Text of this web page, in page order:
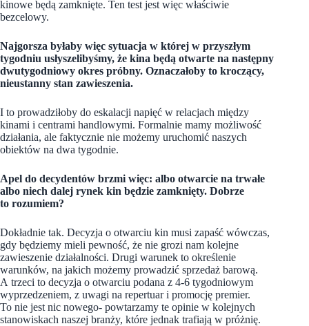
kinowe będą zamknięte. Ten test jest więc właściwie
bezcelowy.
Najgorsza byłaby więc sytuacja w której w przyszłym
tygodniu usłyszelibyśmy, że kina będą otwarte na następny
dwutygodniowy okres próbny. Oznaczałoby to kroczący,
nieustanny stan zawieszenia.
I to prowadziłoby do eskalacji napięć w relacjach między
kinami i centrami handlowymi. Formalnie mamy możliwość
działania, ale faktycznie nie możemy uruchomić naszych
obiektów na dwa tygodnie.
Apel do decydentów brzmi więc: albo otwarcie na trwałe
albo niech dalej rynek kin będzie zamknięty. Dobrze
to rozumiem?
Dokładnie tak. Decyzja o otwarciu kin musi zapaść wówczas,
gdy będziemy mieli pewność, że nie grozi nam kolejne
zawieszenie działalności. Drugi warunek to określenie
warunków, na jakich możemy prowadzić sprzedaż barową.
A trzeci to decyzja o otwarciu podana z 4-6 tygodniowym
wyprzedzeniem, z uwagi na repertuar i promocję premier.
To nie jest nic nowego- powtarzamy te opinie w kolejnych
stanowiskach naszej branży, które jednak trafiają w próżnię.